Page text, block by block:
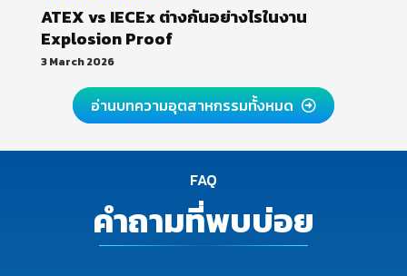
ATEX vs IECEx ต่างกันอย่างไรในงาน
Explosion Proof
3 March 2026
อ่านบทความอุตสาหกรรมทั้งหมด
FAQ
คำถามที่พบบ่อย